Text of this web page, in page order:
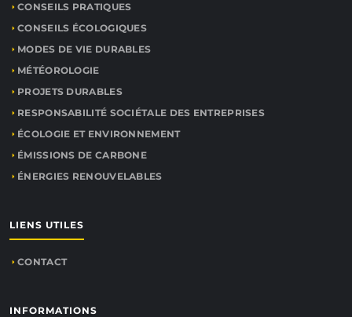
CONSEILS PRATIQUES
CONSEILS ÉCOLOGIQUES
MODES DE VIE DURABLES
MÉTÉOROLOGIE
PROJETS DURABLES
RESPONSABILITÉ SOCIÉTALE DES ENTREPRISES
ÉCOLOGIE ET ENVIRONNEMENT
ÉMISSIONS DE CARBONE
ÉNERGIES RENOUVELABLES
LIENS UTILES
CONTACT
INFORMATIONS